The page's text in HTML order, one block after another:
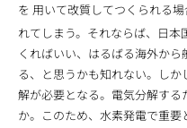
を 用いて改質してつくられる
れてしまう。それならば、日
くればいい、はるばる海外か
る、と思うかも知れない。し
解が必要となる。電気分解す
か。このため、水素発電で重